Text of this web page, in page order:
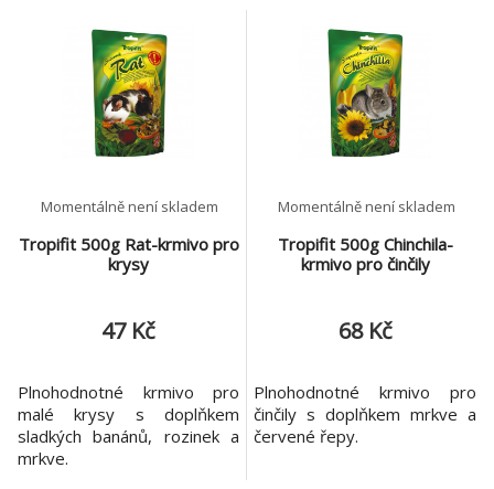
Tropifit 500g Rat-krmivo pro
krysy
Momentálně není skladem
47 Kč
Plnohodnotné krmivo pro
malé krysy s doplňkem
sladkých banánů, rozinek a
mrkve.
Tropifit 500g Chinchila-
krmivo pro činčily
Momentálně není skladem
68 Kč
Plnohodnotné krmivo pro
činčily s doplňkem mrkve a
červené řepy.